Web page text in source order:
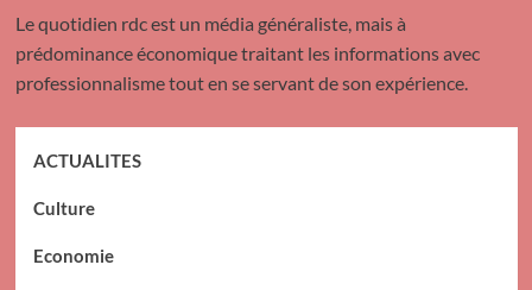
Le quotidien rdc est un média généraliste, mais à
prédominance économique traitant les informations avec
professionnalisme tout en se servant de son expérience.
ACTUALITES
Culture
Economie